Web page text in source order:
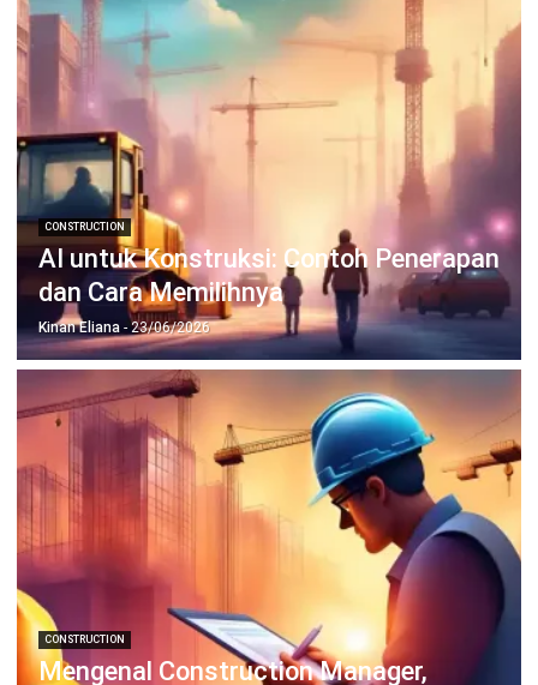
CONSTRUCTION
Memahami Contract Change Order
dalam Proyek Konstruksi
Nur Fi'llia Nugrahani- 14/04/2026
CONSTRUCTION
Maincont: Peran dan Strategi Kunci
dalam Proyek Konstruksi